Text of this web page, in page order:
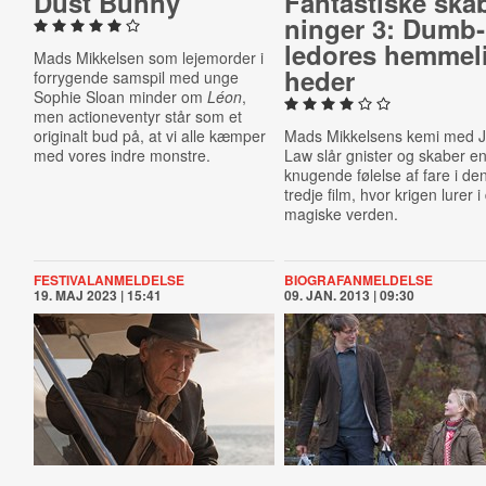
Mads Mikkelsen som lejemorder i
forrygende samspil med unge
Sophie Sloan minder om Léon,
men actioneventyr står som et
originalt bud på, at vi alle kæmper
med vores indre monstre.
nin­ger 3: Dum­b­
ledo­res
he­der
Mads Mikkelsens kemi med
Law slår gnister og skaber
knugende følelse af fare i
tredje film, hvor krigen lurer i
magiske verden.
FESTIVALANMELDELSE
19. MAJ 2023 | 15:41
BIOGRAFANMELDELSE
09. JAN. 2013 | 09:30